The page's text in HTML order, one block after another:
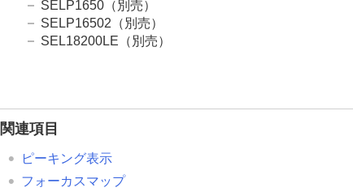
速度変化へのAF追従
AFトランジション速度
フォーカスホールド
SELP1650（別売）
SELP16502（別売）
SEL18200LE（別売）
関連項目
ピーキング表示
フォーカスマップ